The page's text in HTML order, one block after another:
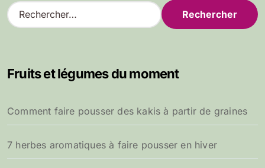
R
e
r
e
r
:
Fruits et légumes du moment
Comment faire pousser des kakis à partir de graines
7 herbes aromatiques à faire pousser en hiver